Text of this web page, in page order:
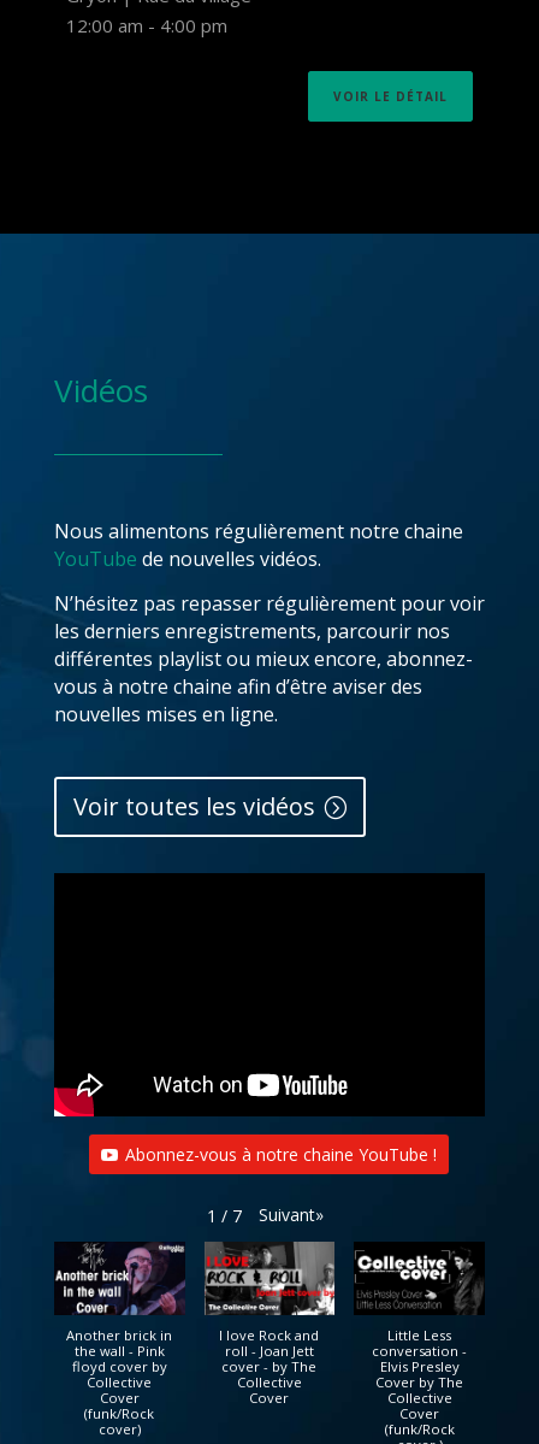
12:00 am - 4:00 pm
VOIR LE DÉTAIL
Vidéos
Nous alimentons régulièrement notre chaine
YouTube de nouvelles vidéos.
N’hésitez pas repasser régulièrement pour voir
les derniers enregistrements, parcourir nos
différentes playlist ou mieux encore, abonnez-
vous à notre chaine afin d’être aviser des
nouvelles mises en ligne.
Voir toutes les vidéos
Abonnez-vous à notre chaine YouTube !
1 / 7 Suivant»
Another brick in
the wall - Pink
floyd cover by
Collective
Cover
(funk/Rock
cover)
I love Rock and
roll - Joan Jett
cover - by The
Collective
Cover
Little Less
conversation -
Elvis Presley
Cover by The
Collective
Cover
(funk/Rock